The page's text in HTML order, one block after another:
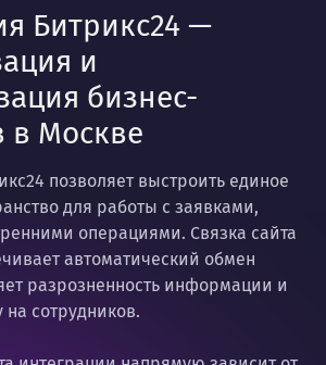
Битрикс24 —
и
бизнес-
в Москве
позволяет выстроить единое
для работы с заявками,
операциями. Связка сайта
автоматический обмен
разрозненность информации и
на сотрудников.